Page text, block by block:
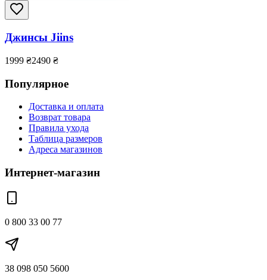
Джинсы Jiins
1999 ₴2490 ₴
Популярное
Доставка и оплата
Возврат товара
Правила ухода
Таблица размеров
Адреса магазинов
Интернет-магазин
0 800 33 00 77
38 098 050 5600